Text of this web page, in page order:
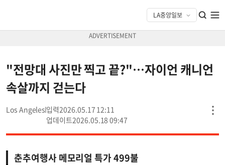
"전망대 사진만 찍고 끝?"…자이언 캐니언
속살까지 걷는다
Los Angeles
2026.05.17 12:11
2026.05.18 09:47
춘추여행사 메모리얼 특가 499불